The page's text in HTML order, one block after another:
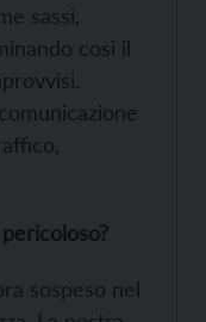
sassi,
così il
sospeso nel